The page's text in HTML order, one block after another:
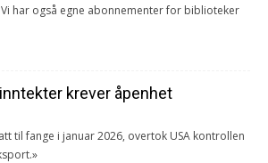
har også egne abonnementer for biblioteker
krever åpenhet
til fange i januar 2026, overtok USA kontrollen